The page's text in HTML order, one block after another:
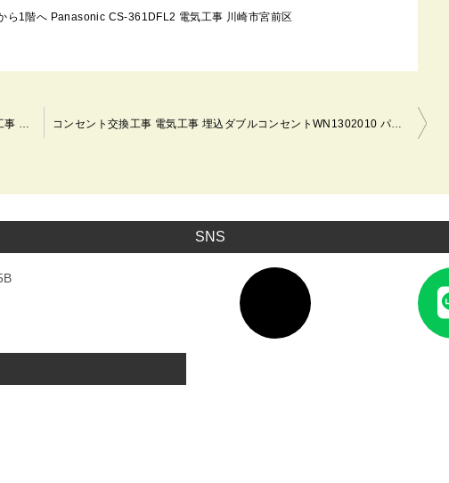
ら1階へ Panasonic CS-361DFL2 電気工事 川崎市宮前区
インターホン カメラ付きドアホン交換 アイホン製 JS-12E 電気工事 川崎市宮前区 コンセント交換工事 電気工事 埋込ダブルコンセントWN1302010 パナソニック 川崎市宮前区
SNS
イ
コ
ン
リ
イ
コ
ン
リ